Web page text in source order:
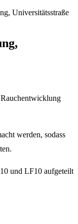
Universitätsstraße
werden, sodass
und LF10 aufgeteilt